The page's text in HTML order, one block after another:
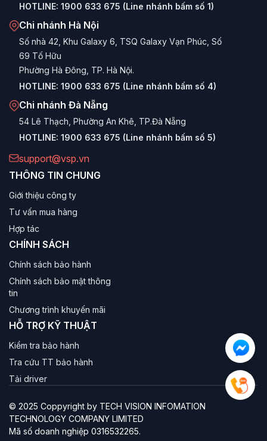
HOTLINE: 1900 633 675 (Line nhánh bấm số 1)
Chi nhánh Hà Nội
Số nhà 42, Khu Galaxy 6, TSQ Galaxy Vạn Phúc, Số
69 Tố Hữu
Phường Hà Đông, TP. Hà Nội.
HOTLINE: 1900 633 675 (Line nhánh bấm số 4)
Chi nhánh Đà Nẵng
54 Lê Thạch, Phường An Khê, TP.Đà Nẵng
HOTLINE: 1900 633 675 (Line nhánh bấm số 5)
support@vsp.vn
THÔNG TIN CHUNG
Giới thiệu công ty
Tư vấn mua hàng
Hợp tác
CHÍNH SÁCH
Chính sách bảo hành
Chính sách bảo mật thông
tin
Chương trình khuyến mãi
HỖ TRỢ KỸ THUẬT
Kiểm tra bảo hành
Tra cứu TT bảo hành
Tải driver
© 2025 Coppyright by TECH VISION INFOMATION
TECHNOLOGY COMPANY LIMITED
Mã số doanh nghiệp 0316532265.